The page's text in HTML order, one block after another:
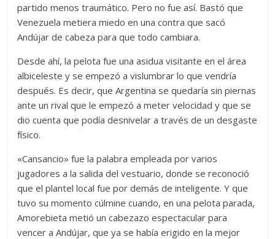
partido menos traumático. Pero no fue así. Bastó que
Venezuela metiera miedo en una contra que sacó
Andújar de cabeza para que todo cambiara.
Desde ahí, la pelota fue una asidua visitante en el área
albiceleste y se empezó a vislumbrar lo que vendría
después. Es decir, que Argentina se quedaría sin piernas
ante un rival que le empezó a meter velocidad y que se
dio cuenta que podía desnivelar a través de un desgaste
físico.
«Cansancio» fue la palabra empleada por varios
jugadores a la salida del vestuario, donde se reconoció
que el plantel local fue por demás de inteligente. Y que
tuvo su momento cúlmine cuando, en una pelota parada,
Amorebieta metió un cabezazo espectacular para
vencer a Andújar, que ya se había erigido en la mejor